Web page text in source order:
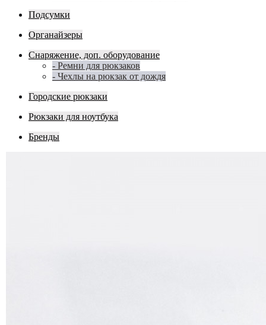
Подсумки
Органайзеры
Снаряжение, доп. оборудование
- Ремни для рюкзаков
- Чехлы на рюкзак от дождя
Городские рюкзаки
Рюкзаки для ноутбука
Бренды